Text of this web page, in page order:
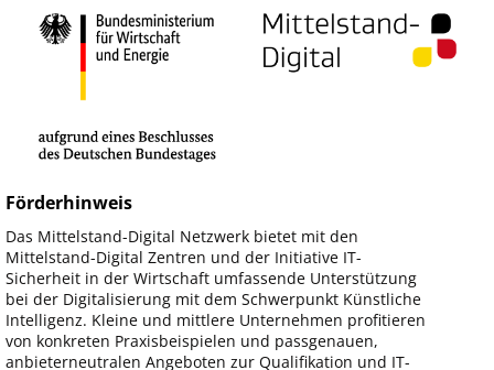
Förderhinweis
Das Mittelstand-Digital Netzwerk bietet mit den
Mittelstand-Digital Zentren und der Initiative IT-
Sicherheit in der Wirtschaft umfassende Unterstützung
bei der Digitalisierung mit dem Schwerpunkt Künstliche
Intelligenz. Kleine und mittlere Unternehmen profitieren
von konkreten Praxisbeispielen und passgenauen,
anbieterneutralen Angeboten zur Qualifikation und IT-